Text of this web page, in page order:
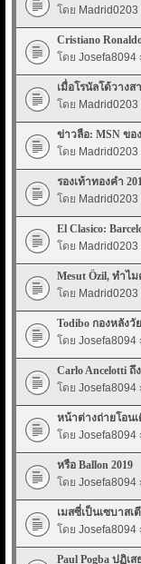
โดย Madrid0203
Cristiano
โดย Josefa8094
เมื่อโรนัลโด้วาง
โดย Madrid0203
ข่าวลือ: MSN ขอ
โดย Madrid0203
รองเท้าทองคำ
โดย Madrid0203
El Clasico:
โดย Madrid0203
Mesut Özil, ทำไ
โดย Madrid0203
Todibo กองหลัง
โดย Josefa8094
Carlo Ancelotti ถึ
โดย Josefa8094
หน้าต่างถ่ายโอน
โดย Josefa8094
หรือ Ballon 2019
โดย Josefa8094
เมสซี่เป็นเซบาส
โดย Josefa8094
Paul Pogba ปฏิเ